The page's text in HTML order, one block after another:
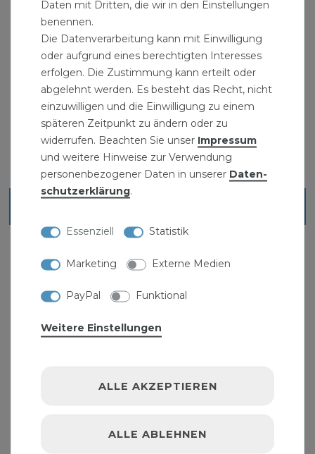
Bitte beachten: " >Markenhersteller Ostendorf
" >KG-Rohre und FormstückeWasserinstallation
Daten mit Dritten, die wir in den Einstellungen
benennen.
Die Datenverarbeitung kann mit Einwilligung
oder aufgrund eines berechtigten Interesses
erfolgen. Die Zustimmung kann erteilt oder
abgelehnt werden. Es besteht das Recht, nicht
einzuwilligen und die Einwilligung zu einem
späteren Zeitpunkt zu ändern oder zu
widerrufen. Beachten Sie unser Impressum
und weitere Hinweise zur Verwendung
personenbezogener Daten in unserer Daten­
schutz­erklärung.
Essenziell Statistik
Marketing Externe Medien
PayPal Funktional
Weitere Einstellungen
ALLE AKZEPTIEREN
ALLE ABLEHNEN